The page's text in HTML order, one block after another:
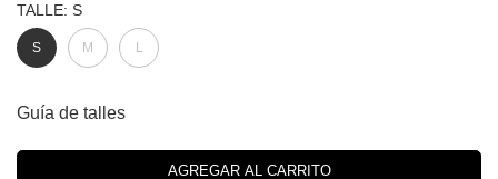
TALLE: S
S M L
Guía de talles